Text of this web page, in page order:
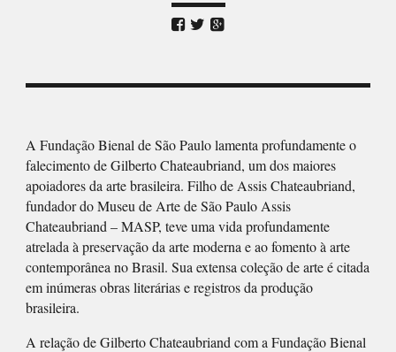
  
A Fundação Bienal de São Paulo lamenta profundamente o
falecimento de Gilberto Chateaubriand, um dos maiores
apoiadores da arte brasileira. Filho de Assis Chateaubriand,
fundador do Museu de Arte de São Paulo Assis
Chateaubriand – MASP, teve uma vida profundamente
atrelada à preservação da arte moderna e ao fomento à arte
contemporânea no Brasil. Sua extensa coleção de arte é citada
em inúmeras obras literárias e registros da produção
brasileira.
A relação de Gilberto Chateaubriand com a Fundação Bienal